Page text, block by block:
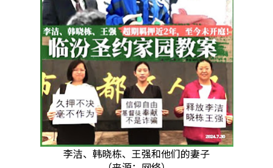
李洁、韩晓栋、王强和他们的妻子